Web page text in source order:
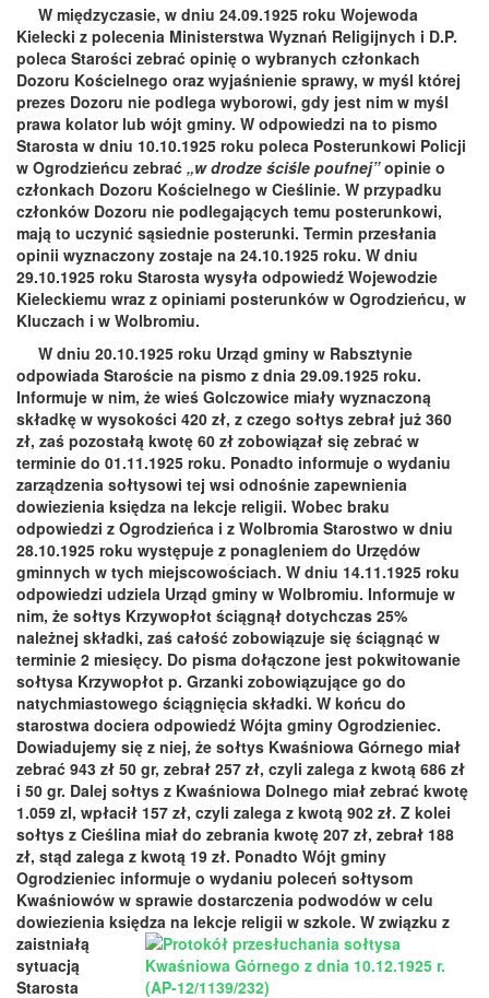
W międzyczasie, w dniu 24.09.1925 roku Wojewoda
Kielecki z polecenia Ministerstwa Wyznań Religijnych i D.P.
poleca Starości zebrać opinię o wybranych członkach
Dozoru Kościelnego oraz wyjaśnienie sprawy, w myśl której
prezes Dozoru nie podlega wyborowi, gdy jest nim w myśl
prawa kolator lub wójt gminy. W odpowiedzi na to pismo
Starosta w dniu 10.10.1925 roku poleca Posterunkowi Policji
w Ogrodzieńcu zebrać „w drodze ściśle poufnej”opinie o
członkach Dozoru Kościelnego w Cieślinie. W przypadku
członków Dozoru nie podlegających temu posterunkowi,
mają to uczynić sąsiednie posterunki. Termin przesłania
opinii wyznaczony zostaje na 24.10.1925 roku. W dniu
29.10.1925 roku Starosta wysyła odpowiedź Wojewodzie
Kieleckiemu wraz z opiniami posterunków w Ogrodzieńcu, w
Kluczach i w Wolbromiu.
W dniu 20.10.1925 roku Urząd gminy w Rabsztynie
odpowiada Staroście na pismo z dnia 29.09.1925 roku.
Informuje w nim, że wieś Golczowice miały wyznaczoną
składkę w wysokości 420 zł, z czego sołtys zebrał już 360
zł, zaś pozostałą kwotę 60 zł zobowiązał się zebrać w
terminie do 01.11.1925 roku. Ponadto informuje o wydaniu
zarządzenia sołtysowi tej wsi odnośnie zapewnienia
dowiezienia księdza na lekcje religii. Wobec braku
odpowiedzi z Ogrodzieńca i z Wolbromia Starostwo w dniu
28.10.1925 roku występuje z ponagleniem do Urzędów
gminnych w tych miejscowościach. W dniu 14.11.1925 roku
odpowiedzi udziela Urząd gminy w Wolbromiu. Informuje w
nim, że sołtys Krzywopłot ściągnął dotychczas 25%
należnej składki, zaś całość zobowiązuje się ściągnąć w
terminie 2 miesięcy. Do pisma dołączone jest pokwitowanie
sołtysa Krzywopłot p. Grzanki zobowiązujące go do
natychmiastowego ściągnięcia składki. W końcu do
starostwa dociera odpowiedź Wójta gminy Ogrodzieniec.
Dowiadujemy się z niej, że sołtys Kwaśniowa Górnego miał
zebrać 943 zł 50 gr, zebrał 257 zł, czyli zalega z kwotą 686 zł
i 50 gr. Dalej sołtys z Kwaśniowa Dolnego miał zebrać kwotę
1.059 zl, wpłacił 157 zł, czyli zalega z kwotą 902 zł. Z kolei
sołtys z Cieślina miał do zebrania kwotę 207 zł, zebrał 188
zł, stąd zalega z kwotą 19 zł. Ponadto Wójt gminy
Ogrodzieniec informuje o wydaniu poleceń sołtysom
Kwaśniowów w sprawie dostarczenia podwodów w celu
dowiezienia księdza na lekcje religii w szkole. W związku z
zaistniałą
sytuacją
Starosta